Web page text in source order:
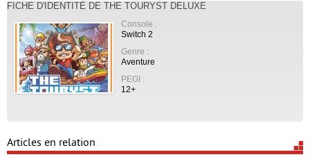
FICHE D'IDENTITÉ DE THE TOURYST DELUXE
Console :
Switch 2
Genre :
Aventure
PEGI :
12+
Articles en relation